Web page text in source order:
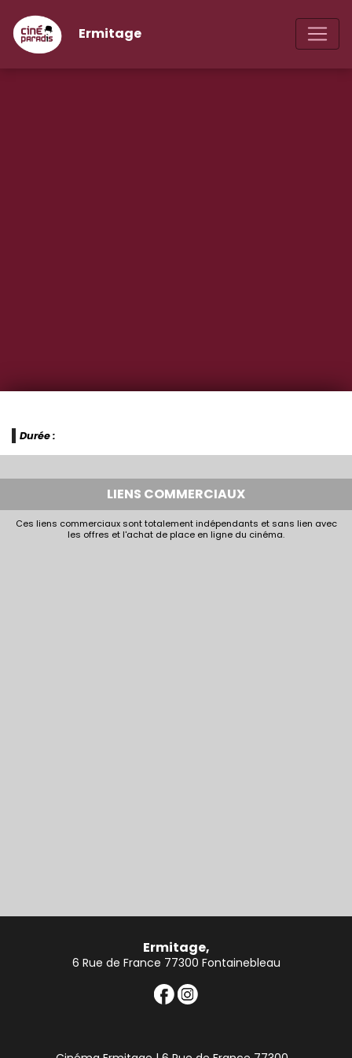
Ermitage
Durée :
LIENS COMMERCIAUX
Ces liens commerciaux sont totalement indépendants et sans lien avec
les offres et l'achat de place en ligne du cinéma.
Ermitage,
6 Rue de France 77300 Fontainebleau